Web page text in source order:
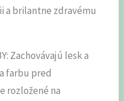
a brilantne zdravému
Zachovávajú lesk a
farbu pred
rozložené na